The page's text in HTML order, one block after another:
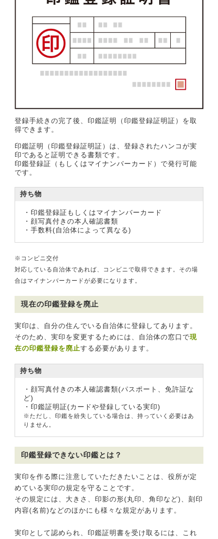
登録手続きの完了後、印鑑証明（印鑑登録証明証）を取
得できます。
印鑑証明（印鑑登録証明証）は、登録されたハンコが実
印であると証明できる書類です。
印鑑登録証（もしくはマイナンバーカード）で発行可能
です。
持ち物
・印鑑登録証もしくはマイナンバーカード
・顔写真付きの本人確認書類
・手数料(自治体によって異なる)
※コンビニ交付
対応している自治体であれば、コンビニで取得できます。その場
合はマイナンバーカードが必要になります。
現在の印鑑登録を廃止
実印は、自分の住んでいる自治体に登録してあります。
そのため、実印を変更するためには、自治体の窓口で現
在の印鑑登録を廃止する必要があります。
持ち物
・顔写真付きの本人確認書類(パスポート、免許証な
ど)
・印鑑証明証(カードや登録している実印)
※ただし、印鑑を紛失している場合は、持っていく必要はあ
りません。
印鑑登録できない印鑑とは？
実印を作る際に注意していただきたいことは、役所が定
めている実印の規定を守ることです。
その規定には、大きさ、印影の形(丸印、角印など)、刻印
内容(名前)などのほかにも様々な規定があります。
実印として認められ、印鑑証明書を受け取るには、これ